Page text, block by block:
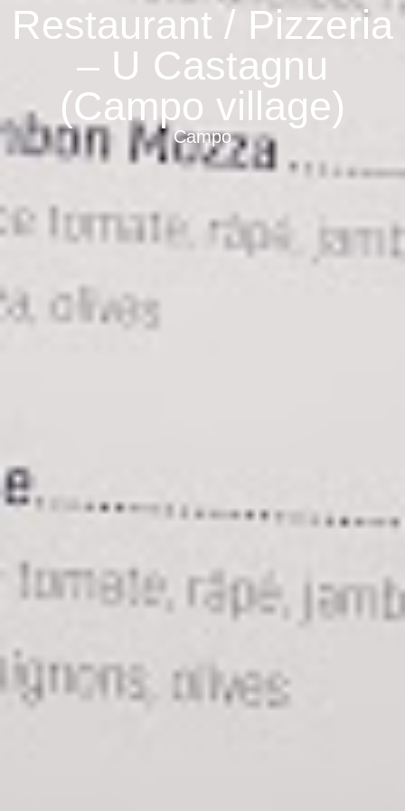
Restaurant / Pizzeria
– U Castagnu
(Campo village)
Campo